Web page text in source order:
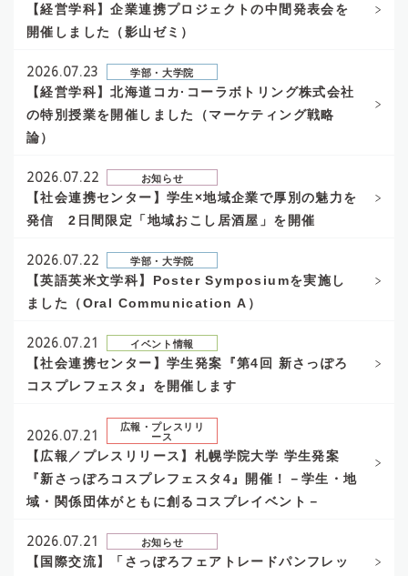
【経営学科】企業連携プロジェクトの中間発表会を
開催しました（影山ゼミ）
2026.07.23 学部・大学院
【経営学科】北海道コカ·コーラボトリング株式会社
の特別授業を開催しました（マーケティング戦略
論）
2026.07.22 お知らせ
【社会連携センター】学生×地域企業で厚別の魅力を
発信 2日間限定「地域おこし居酒屋」を開催
2026.07.22 学部・大学院
【英語英米文学科】Poster Symposiumを実施し
ました（Oral Communication A）
2026.07.21 イベント情報
【社会連携センター】学生発案『第4回 新さっぽろ
コスプレフェスタ』を開催します
2026.07.21
広報・プレスリリ
ース
【広報／プレスリリース】札幌学院大学 学生発案
『新さっぽろコスプレフェスタ4』開催！－学生・地
域・関係団体がともに創るコスプレイベント－
2026.07.21 お知らせ
【国際交流】「さっぽろフェアトレードパンフレッ